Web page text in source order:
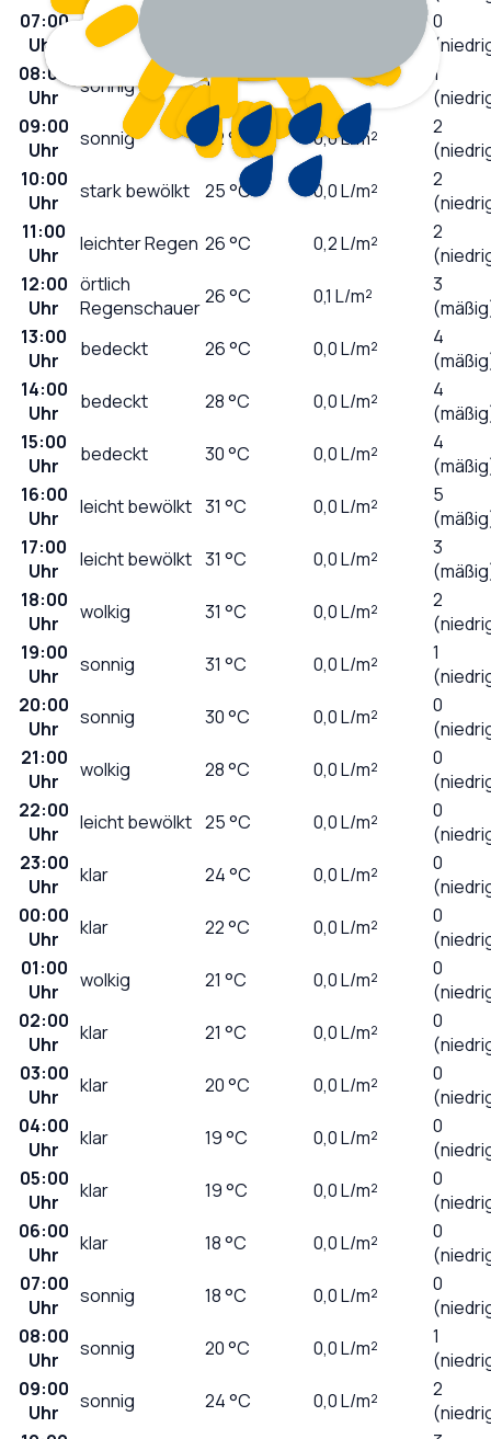
07:00
Uhr
sonnig
0
08:00
Uhr
sonnig 19°C 0,0L/m²
1
09:00
Uhr
sonnig 22°C 0,0L/m²
2
10:00
Uhr
stark bewölkt 25°C 0,0L/m²
2
11:00
Uhr
leichter Regen 26°C 0,2L/m²
2
12:00
Uhr
örtlich
Regenschauer26°C 0,1 L/m²
3
13:00
Uhr
bedeckt 26°C 0,0L/m²
4
14:00
Uhr
bedeckt 28°C 0,0L/m²
4
15:00
Uhr
bedeckt 30°C 0,0L/m²
4
16:00
Uhr
leicht bewölkt 31 °C 0,0L/m²
5
17:00
Uhr
leicht bewölkt 31 °C 0,0L/m²
3
18:00
Uhr
wolkig 31 °C 0,0L/m²
2
19:00
Uhr
sonnig 31 °C 0,0L/m²
1
20:00
Uhr
sonnig 30°C 0,0L/m²
0
21:00
Uhr
wolkig 28°C 0,0L/m²
0
22:00
Uhr
leicht bewölkt 25°C 0,0L/m²
0
23:00
Uhr
klar 24°C 0,0L/m²
0
00:00
Uhr
klar 22°C 0,0L/m²
0
01:00
Uhr
wolkig 21 °C 0,0L/m²
0
02:00
Uhr
klar 21 °C 0,0L/m²
0
03:00
Uhr
klar 20°C 0,0L/m²
0
04:00
Uhr
klar 19°C 0,0L/m²
0
05:00
Uhr
klar 19°C 0,0L/m²
0
06:00
Uhr
klar 18°C 0,0L/m²
0
07:00
Uhr
sonnig 18°C 0,0L/m²
0
08:00
Uhr
sonnig 20°C 0,0L/m²
1
09:00
Uhr
sonnig 24°C 0,0L/m²
2